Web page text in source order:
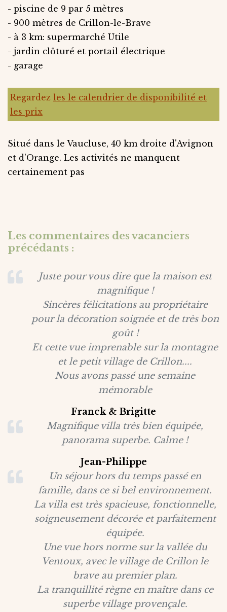
- piscine de 9 par 5 mètres
- 900 mètres de Crillon-le-Brave
- à 3 km: supermarché Utile
- jardin clôturé et portail électrique
- garage
Regardez les le calendrier de disponibilité et
les prix
Situé dans le Vaucluse, 40 km droite d'Avignon
et d'Orange. Les activités ne manquent
certainement pas
Les commentaires des vacanciers
précédants :
Juste pour vous dire que la maison est
magnifique !
Sincères félicitations au propriétaire
pour la décoration soignée et de très bon
goût !
Et cette vue imprenable sur la montagne
et le petit village de Crillon....
Nous avons passé une semaine
mémorable
Franck & Brigitte
Magnifique villa très bien équipée,
panorama superbe. Calme !
Jean-Philippe
Un séjour hors du temps passé en
famille, dans ce si bel environnement.
La villa est très spacieuse, fonctionnelle,
soigneusement décorée et parfaitement
équipée.
Une vue hors norme sur la vallée du
Ventoux, avec le village de Crillon le
brave au premier plan.
La tranquillité règne en maître dans ce
superbe village provençale.